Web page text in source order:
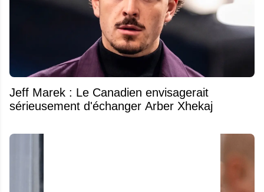
Jeff Marek : Le Canadien envisagerait
sérieusement d'échanger Arber Xhekaj